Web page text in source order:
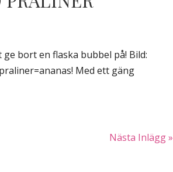
bort en flaska bubbel på! Bild:
Med ett gäng
Nästa Inlägg »